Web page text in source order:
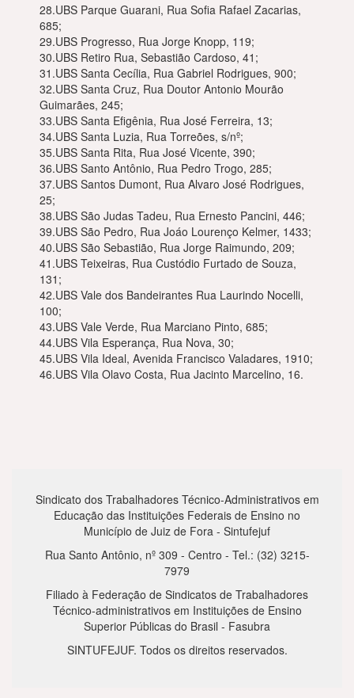
28.UBS Parque Guarani, Rua Sofia Rafael Zacarias,
685;
29.UBS Progresso, Rua Jorge Knopp, 119;
30.UBS Retiro Rua, Sebastião Cardoso, 41;
31.UBS Santa Cecília, Rua Gabriel Rodrigues, 900;
32.UBS Santa Cruz, Rua Doutor Antonio Mourão
Guimarães, 245;
33.UBS Santa Efigênia, Rua José Ferreira, 13;
34.UBS Santa Luzia, Rua Torreões, s/nº;
35.UBS Santa Rita, Rua José Vicente, 390;
36.UBS Santo Antônio, Rua Pedro Trogo, 285;
37.UBS Santos Dumont, Rua Alvaro José Rodrigues,
25;
38.UBS São Judas Tadeu, Rua Ernesto Pancini, 446;
39.UBS São Pedro, Rua Joáo Lourenço Kelmer, 1433;
40.UBS São Sebastião, Rua Jorge Raimundo, 209;
41.UBS Teixeiras, Rua Custódio Furtado de Souza,
131;
42.UBS Vale dos Bandeirantes Rua Laurindo Nocelli,
100;
43.UBS Vale Verde, Rua Marciano Pinto, 685;
44.UBS Vila Esperança, Rua Nova, 30;
45.UBS Vila Ideal, Avenida Francisco Valadares, 1910;
46.UBS Vila Olavo Costa, Rua Jacinto Marcelino, 16.
Sindicato dos Trabalhadores Técnico-Administrativos em
Educação das Instituições Federais de Ensino no
Município de Juiz de Fora - Sintufejuf
Rua Santo Antônio, nº 309 - Centro - Tel.: (32) 3215-
7979
Filiado à Federação de Sindicatos de Trabalhadores
Técnico-administrativos em Instituições de Ensino
Superior Públicas do Brasil - Fasubra
SINTUFEJUF. Todos os direitos reservados.